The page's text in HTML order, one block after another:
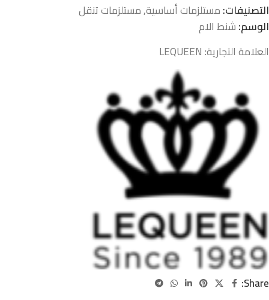
التصنيفات:مستلزمات أساسية,مستلزمات تنقل
الوسم:شنط الام
العلامة التجارية:LEQUEEN
Share: